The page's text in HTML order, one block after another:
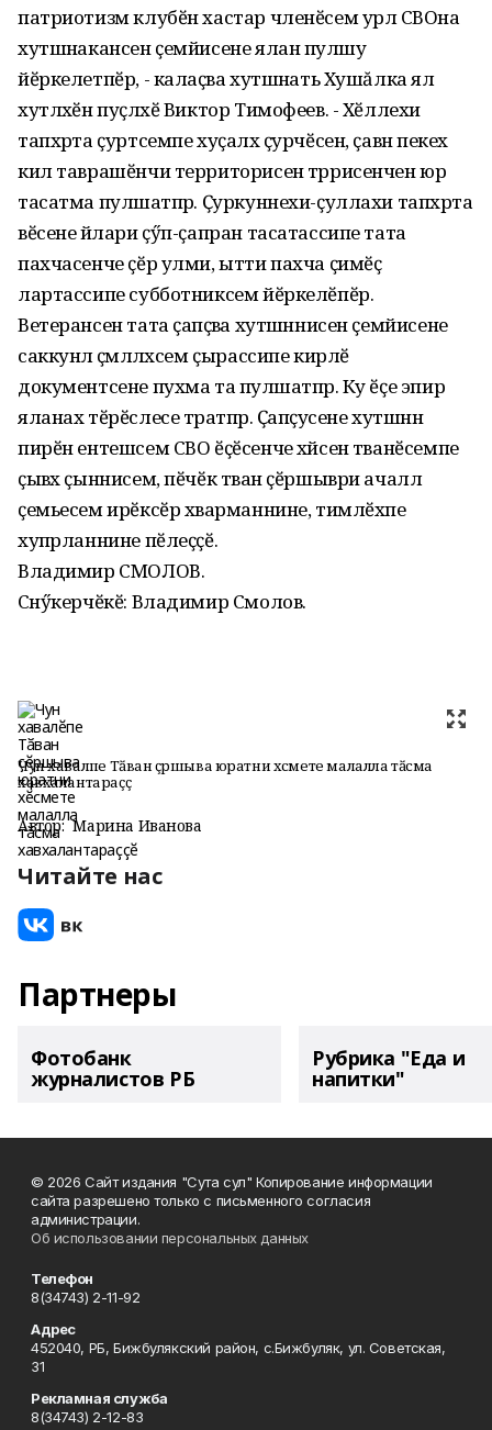
патриотизм клубӗн хастар членӗсем урлӑ СВОна
хутшӑнакансен ҫемйисене ялан пулӑшу
йӗркелетпӗр, - калаҫӑва хутшӑнать Хушăлка ял
хутлӑхӗн пуҫлӑхӗ Виктор Тимофеев. - Хӗллехи
тапхӑрта ҫуртсемпе хуҫалӑх ҫурчӗсен, ҫавӑн пекех
кил таврашӗнчи территорисен тӑррисенчен юр
тасатма пулӑшатпӑр. Ҫуркуннехи-ҫуллахи тапхӑрта
вӗсене йӑлари ҫӳп-ҫапран тасатассипе тата
пахчасенче ҫӗр улми, ытти пахча ҫимӗҫ
лартассипе субботниксем йӗркелӗпӗр.
Ветерансен тата ҫапӑҫӑва хутшӑннисен ҫемйисене
саккунлӑ ҫӑмӑллӑхсем ҫырассипе кирлӗ
документсене пухма та пулӑшатпӑр. Ку ӗҫе эпир
яланах тӗрӗслесе тӑратпӑр. Ҫапӑҫусене хутшӑннӑ
пирӗн ентешсем СВО ӗҫӗсенче хӑйсен тӑванӗсемпе
ҫывӑх ҫыннисем, пӗчӗк тӑван ҫӗршыври ачаллӑ
ҫемьесем ирӗксӗр хӑварманнине, тимлӗхпе
хупӑрланнине пӗлеҫҫӗ.
Владимир СМОЛОВ.
Сӑнӳкерчӗкӗ: Владимир Смолов.
Чун хавалӗпе Тӑван ҫӗршыва юратни хӗсмете малалла тӑсма
хавхалантараҫҫӗ
Автор: Марина Иванова
Читайте нас
Партнеры
Фотобанк
журналистов РБ
Рубрика "Еда и
напитки"
© 2026 Сайт издания "Сута сул" Копирование информации
сайта разрешено только с письменного согласия
администрации.
Об использовании персональных данных
Телефон
8(34743) 2-11-92
Адрес
452040, РБ, Бижбулякский район, с.Бижбуляк, ул. Советская,
31
Рекламная служба
8(34743) 2-12-83